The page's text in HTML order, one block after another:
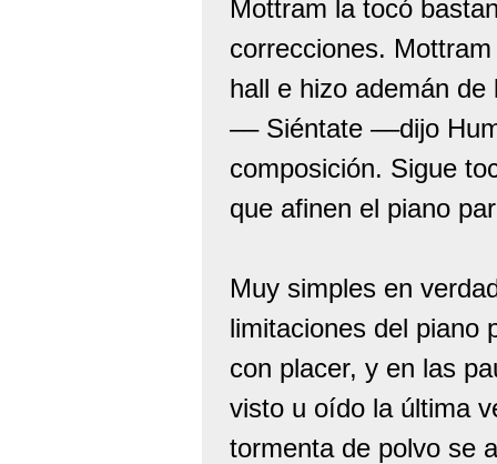
Mottram la tocó
correcciones.
hall e hizo ademán de
–– Siéntate ––dijo
composición. Sigue
que afinen el piano
Muy simples en
limitaciones del piano
con placer, y en las
visto u oído la última
tormenta de polvo se